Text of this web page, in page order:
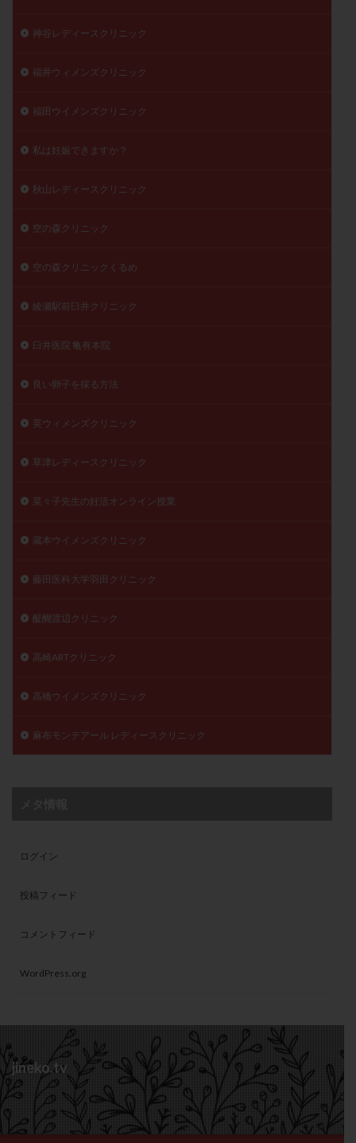
神谷レディースクリニック
福井ウィメンズクリニック
福田ウイメンズクリニック
私は妊娠できますか？
秋山レディースクリニック
空の森クリニック
空の森クリニックくるめ
綾瀬駅前臼井クリニック
臼井医院 亀有本院
良い卵子を採る方法
英ウィメンズクリニック
草津レディースクリニック
菜々子先生の妊活オンライン授業
蔵本ウイメンズクリニック
藤田医科大学羽田クリニック
醍醐渡辺クリニック
高崎ARTクリニック
高橋ウイメンズクリニック
麻布モンテアール レディースクリニック
ログイン
投稿フィード
コメントフィード
WordPress.org
jineko.tv